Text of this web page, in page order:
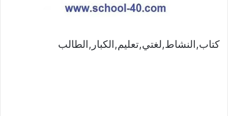
كتاب,النشاط,لغتي,تعليم,الكبار,الطالب